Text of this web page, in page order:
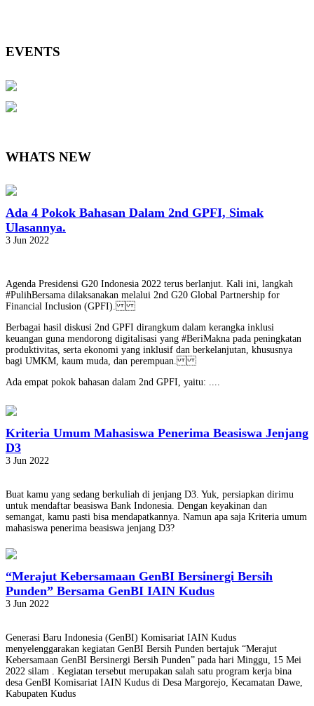
EVENTS
WHATS NEW
Ada 4 Pokok Bahasan Dalam 2nd GPFI, Simak
Ulasannya.
3 Jun 2022
Agenda Presidensi G20 Indonesia 2022 terus berlanjut. Kali ini, langkah
#PulihBersama dilaksanakan melalui 2nd G20 Global Partnership for
Financial Inclusion (GPFI).
Berbagai hasil diskusi 2nd GPFI dirangkum dalam kerangka inklusi
keuangan guna mendorong digitalisasi yang #BeriMakna pada peningkatan
produktivitas, serta ekonomi yang inklusif dan berkelanjutan, khususnya
bagi UMKM, kaum muda, dan perempuan.
Ada empat pokok bahasan dalam 2nd GPFI, yaitu: ....
Kriteria Umum Mahasiswa Penerima Beasiswa Jenjang
D3
3 Jun 2022
Buat kamu yang sedang berkuliah di jenjang D3. Yuk, persiapkan dirimu
untuk mendaftar beasiswa Bank Indonesia. Dengan keyakinan dan
semangat, kamu pasti bisa mendapatkannya. Namun apa saja Kriteria umum
mahasiswa penerima beasiswa jenjang D3?
“Merajut Kebersamaan GenBI Bersinergi Bersih
Punden” Bersama GenBI IAIN Kudus
3 Jun 2022
Generasi Baru Indonesia (GenBI) Komisariat IAIN Kudus
menyelenggarakan kegiatan GenBI Bersih Punden bertajuk “Merajut
Kebersamaan GenBI Bersinergi Bersih Punden” pada hari Minggu, 15 Mei
2022 silam . Kegiatan tersebut merupakan salah satu program kerja bina
desa GenBI Komisariat IAIN Kudus di Desa Margorejo, Kecamatan Dawe,
Kabupaten Kudus